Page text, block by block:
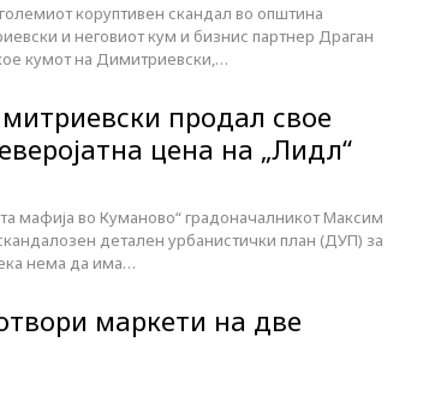
коруптивен скандал во општина
и неговиот кум и бизнис партнер Драган
кумот на Димитриевски,…
продал свое
цена на „Лидл“
мафија во Куманово“ градоначалникот Максим
детален урбанистички план (ДУП) за
нема да има…
маркети на две